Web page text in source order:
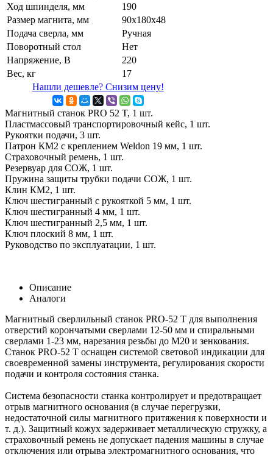
Ход шпинделя, мм
190
Размер магнита, мм
90х180х48
Подача сверла, мм
Ручная
Поворотный стол
Нет
Напряжение, В
220
Вес, кг
17
Нашли дешевле? Снизим цену!
Магнитный станок PRO 52 T, 1 шт.
Пластмассовый транспортировочный кейс, 1 шт.
Рукоятки подачи, 3 шт.
Патрон КМ2 с креплением Weldon 19 мм, 1 шт.
Страховочный ремень, 1 шт.
Резервуар для СОЖ, 1 шт.
Пружина защиты трубки подачи СОЖ, 1 шт.
Клин КМ2, 1 шт.
Ключ шестигранный с рукояткой 5 мм, 1 шт.
Ключ шестигранный 4 мм, 1 шт.
Ключ шестигранный 2,5 мм, 1 шт.
Ключ плоский 8 мм, 1 шт.
Руководство по эксплуатации, 1 шт.
Описание
Аналоги
Магнитный сверлильный станок PRO-52 T для выполнения
отверстий корончатыми сверлами 12-50 мм и спиральными
сверлами 1-23 мм, нарезания резьбы до М20 и зенкования.
Станок PRO-52 T оснащен системой световой индикации для
своевременной замены инструмента, регулирования скорости
подачи и контроля состояния станка.
Система безопасности станка контролирует и предотвращает
отрыв магнитного основания (в случае перегрузки,
недостаточной силы магнитного притяжения к поверхности и
т. д.). Защитный кожух задерживает металлическую стружку, а
страховочный ремень не допускает падения машины в случае
отключения или отрыва электромагнитного основания, что